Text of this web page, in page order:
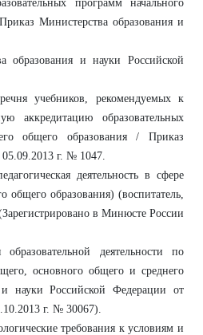
программ начального
Министерства образования и
образования и науки Российской
учебников, рекомендуемых к
аккредитацию образовательных
общего образования / Приказ
05.09.2013 г. № 1047.
деятельность в сфере
общего образования) (воспитатель,
в Минюсте России
деятельности по
основного общего и среднего
науки Российской Федерации от
г. № 30067).
требования к условиям и